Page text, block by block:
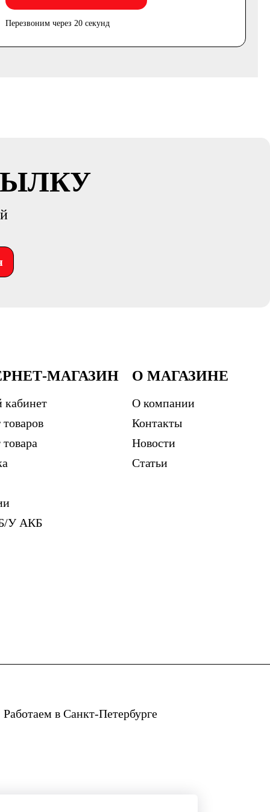
Перезвоним через 20 секунд
МАГАЗИН
товаров
У АКБ
О МАГАЗИНЕ
О компании
Контакты
Новости
Статьи
в Санкт-Петербурге